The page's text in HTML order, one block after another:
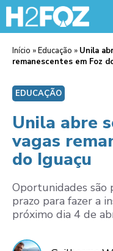
Início »Educação » Unila
remanescentes em Foz
EDUCAÇÃO
Unila abre
vagas
do Iguaçu
Oportunidades são
prazo para fazer a
próximo dia 4 de